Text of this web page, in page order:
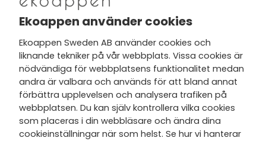
Nytt från Ekoappen
Jag har tagit del av Ekoappens
personuppgifts- och
integritetspolicyoch tar gärna del
av nyheter, hälsotips och exklusiva
erbjudanden via min e-post.
Ekoappen använder cookies
Ekoappen Sweden AB använder cookies och
liknande tekniker på vår webbplats. Vissa cookies är
nödvändiga för webbplatsens funktionalitet medan
andra är valbara och används för att bland annat
förbättra upplevelsen och analysera trafiken på
webbplatsen. Du kan själv kontrollera vilka cookies
som placeras i din webbläsare och ändra dina
cookieinställningar när som helst. Se hur vi hanterar